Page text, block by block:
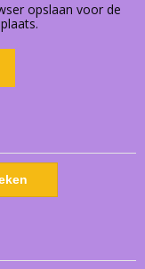
opslaan voor de